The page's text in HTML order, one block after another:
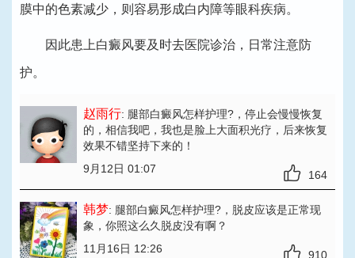
膜中的色素减少，则容易形成白内障等眼科疾病。
因此患上白癜风要及时去医院诊治，日常注意防
护。
赵雨行: 腿部白癜风怎样护理?，停止会慢慢恢复
的，相信我吧，我也是脸上大面积光疗，后来恢复
效果不错坚持下来的！
9月12日 01:07
164
韩梦: 腿部白癜风怎样护理?，脱皮应该是正常现
象，你照这么久脱皮没有啊？
11月16日 12:26
910